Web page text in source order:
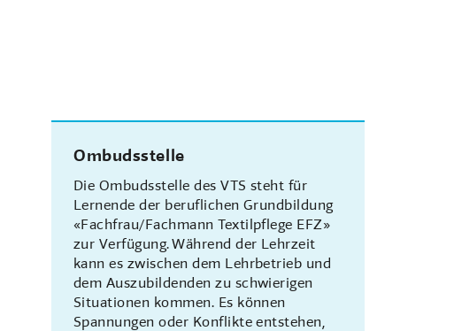
Ombudsstelle
Die Ombudsstelle des VTS steht für
Lernende der beruflichen Grundbildung
«Fachfrau/Fachmann Textilpflege EFZ»
zur Verfügung. Während der Lehrzeit
kann es zwischen dem Lehrbetrieb und
dem Auszubildenden zu schwierigen
Situationen kommen. Es können
Spannungen oder Konflikte entstehen,